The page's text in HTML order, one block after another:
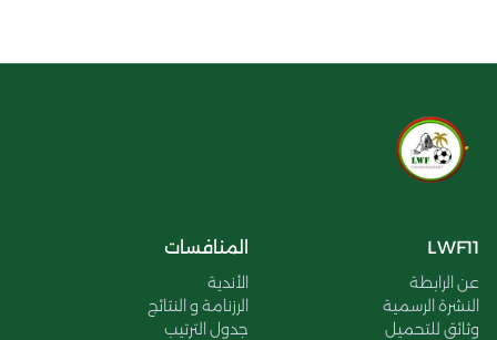
LWF11
عن الرابطة
النشرة الرسمية
وثائق للتحميل
المنافسات
الأندية
الرزنامة و النتائج
جدول الترتيب